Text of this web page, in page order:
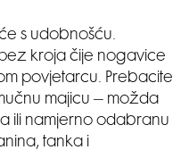
s udobnošću.
kroja čije nogavice
povjetarcu. Prebacite
majicu – možda
ili namjerno odabranu
tanka i